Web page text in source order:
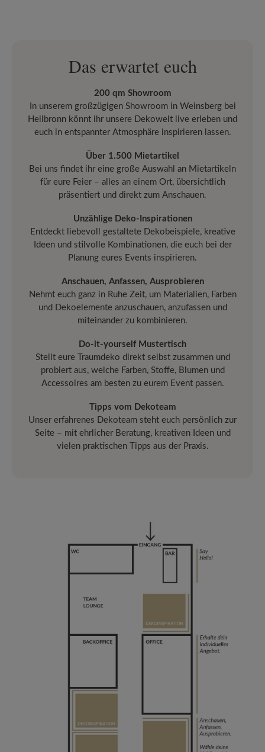
Das erwartet euch
200 qm Showroom
In unserem großzügigen Showroom in Weinsberg bei
Heilbronn könnt ihr unsere Dekowelt live erleben und
euch in entspannter Atmosphäre inspirieren lassen.
Über 1.500 Mietartikel
Bei uns findet ihr eine große Auswahl an Mietartikeln
für eure Feier – alles an einem Ort, übersichtlich
präsentiert und direkt zum Anschauen.
Unzählige Deko-Inspirationen
Entdeckt liebevoll gestaltete Dekobeispiele, kreative
Ideen und stilvolle Kombinationen, die euch bei der
Planung eures Events inspirieren.
Anschauen, Anfassen, Ausprobieren
Nehmt euch ganz in Ruhe Zeit, um Materialien, Farben
und Dekoelemente anzuschauen, anzufassen und
miteinander zu kombinieren.
Do-it-yourself Mustertisch
Stellt eure Traumdeko direkt selbst zusammen und
probiert aus, welche Farben, Stoffe, Blumen und
Accessoires am besten zu eurem Event passen.
Tipps vom Dekoteam
Unser erfahrenes Dekoteam steht euch persönlich zur
Seite – mit ehrlicher Beratung, kreativen Ideen und
vielen praktischen Tipps aus der Praxis.